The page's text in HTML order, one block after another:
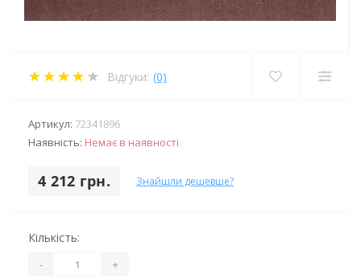
Відгуки: (0)
Артикул: 72341896
Наявність: Немає в наявності
4 212 грн. Знайшли дешевше?
Кількість:
- +